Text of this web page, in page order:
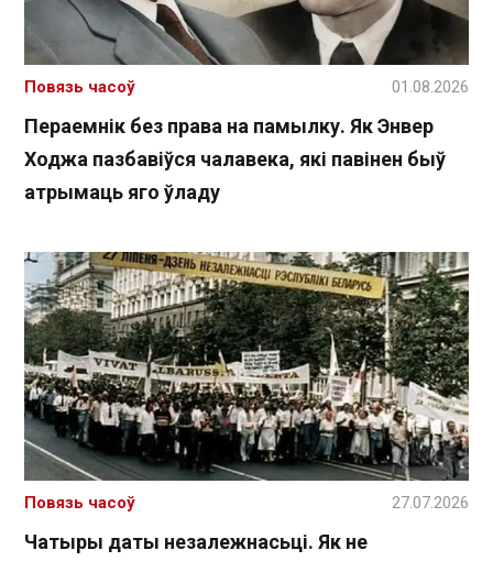
Пераемнік без права на памылку. Як Энвер
Ходжа пазбавіўся чалавека, які павінен быў
атрымаць яго ўладу
Повязь часоў 01.08.2026
Чатыры даты незалежнасьці. Як не
Повязь часоў 27.07.2026